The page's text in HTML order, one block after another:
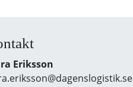
Eriksson